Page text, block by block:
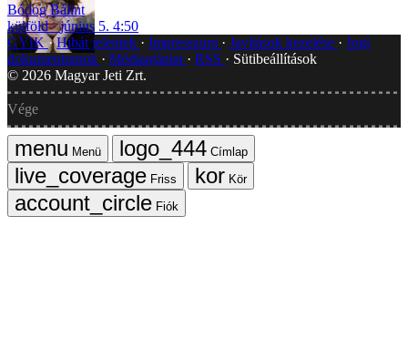
Bódog Bálint
külföld
június 5. 4:50
GYIK Hibát jelentek Impresszum Javítások kezelése
Jogi
dokumentumok
Médiaajánlat RSS
Sütibeállítások
© 2026 Magyar Jeti Zrt.
Vége
Menü
Címlap
Friss
Kör
Fiók